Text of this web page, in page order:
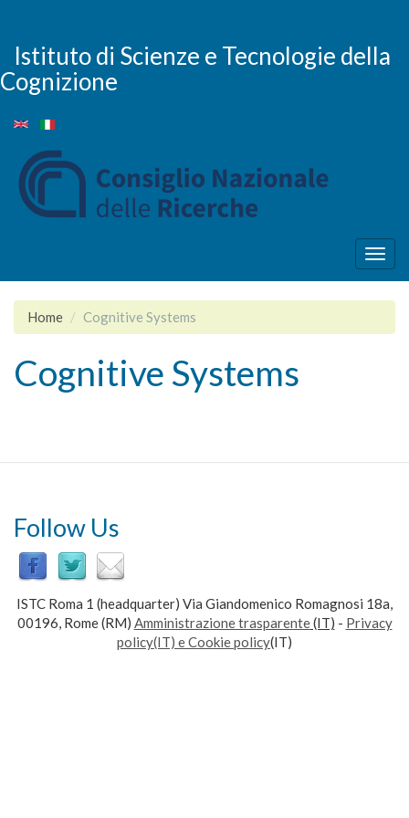
main
content
Istituto di Scienze e Tecnologie della
Cognizione
Home Cognitive Systems
Cognitive Systems
Follow Us
ISTC Roma 1 (headquarter) Via Giandomenico Romagnosi 18a,
00196, Rome (RM) Amministrazione trasparente(IT) - Privacy
policy(IT) e Cookie policy(IT)